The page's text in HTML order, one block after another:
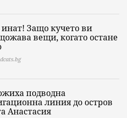
Защо кучето ви
вещи, когато остане
подводна
линия до остров
Анастасия